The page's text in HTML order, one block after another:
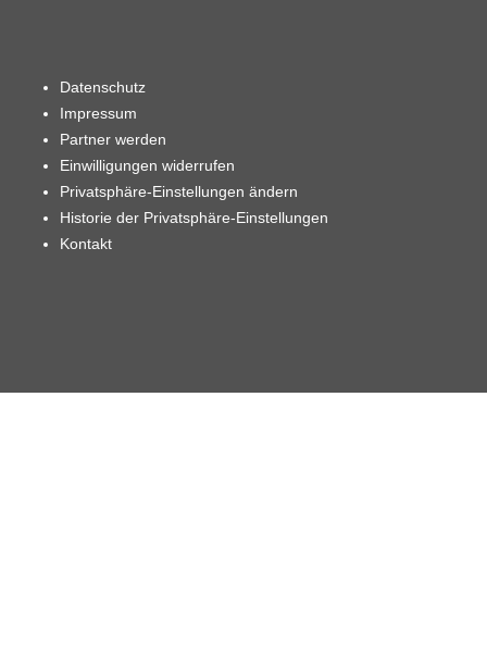
Datenschutz
Impressum
Partner werden
Einwilligungen widerrufen
Privatsphäre-Einstellungen ändern
Historie der Privatsphäre-Einstellungen
Kontakt